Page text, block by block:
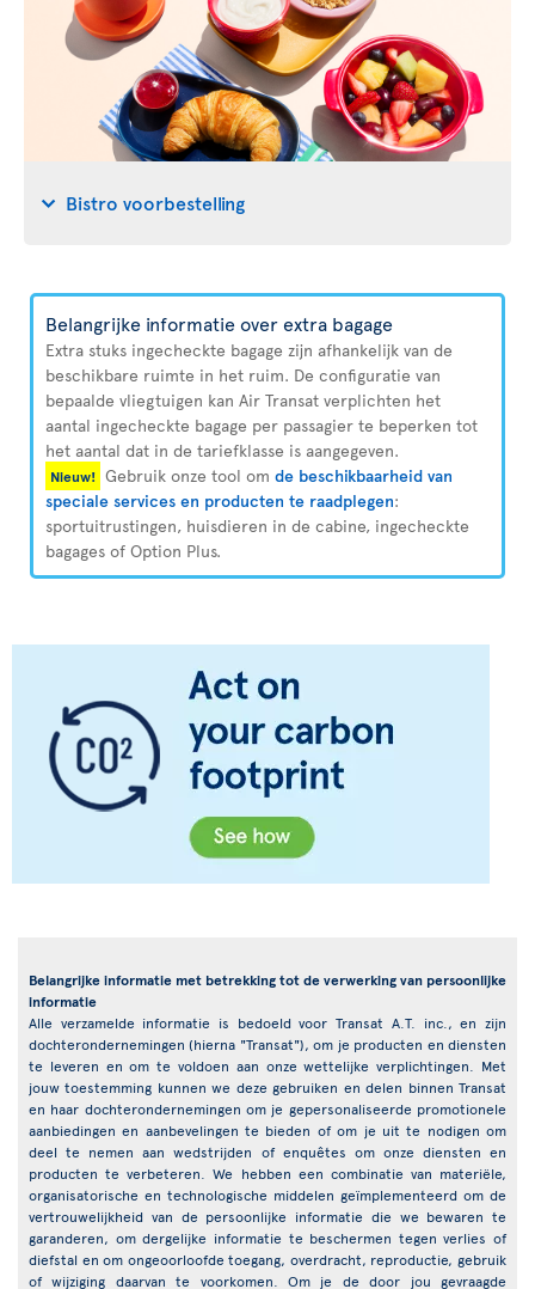
Bistro voorbestelling
Belangrijke informatie over extra bagage
Extra stuks ingecheckte bagage zijn afhankelijk van de
beschikbare ruimte in het ruim. De configuratie van
bepaalde vliegtuigen kan Air Transat verplichten het
aantal ingecheckte bagage per passagier te beperken tot
het aantal dat in de tariefklasse is aangegeven.
Nieuw! Gebruik onze tool om de beschikbaarheid van
speciale services en producten te raadplegen:
sportuitrustingen, huisdieren in de cabine, ingecheckte
bagages of Option Plus.
Belangrijke informatie met betrekking tot de verwerking van persoonlijke
informatie
Alle verzamelde informatie is bedoeld voor Transat A.T. inc., en zijn
dochterondernemingen (hierna "Transat"), om je producten en diensten
te leveren en om te voldoen aan onze wettelijke verplichtingen. Met
jouw toestemming kunnen we deze gebruiken en delen binnen Transat
en haar dochterondernemingen om je gepersonaliseerde promotionele
aanbiedingen en aanbevelingen te bieden of om je uit te nodigen om
deel te nemen aan wedstrijden of enquêtes om onze diensten en
producten te verbeteren. We hebben een combinatie van materiële,
organisatorische en technologische middelen geïmplementeerd om de
vertrouwelijkheid van de persoonlijke informatie die we bewaren te
garanderen, om dergelijke informatie te beschermen tegen verlies of
diefstal en om ongeoorloofde toegang, overdracht, reproductie, gebruik
of wijziging daarvan te voorkomen. Om je de door jou gevraagde